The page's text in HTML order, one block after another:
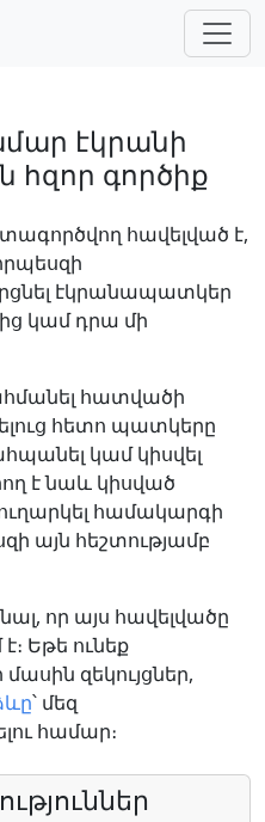
էկրանի
գործիք
հավելված է,
էկրանապատկեր
կամ դրա մի
հատվածի
հետո պատկերը
կամ կիսվել
է նաև կիսված
համակարգի
այն հեշտությամբ
որ այս հավելվածը
Եթե ունեք
զեկույցներ,
՝ մեզ
համար։